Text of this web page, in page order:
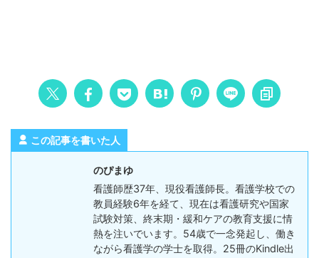
この記事を書いた人
のぴまゆ
看護師歴37年、現役看護師長。看護学校での
教員経験6年を経て、現在は看護研究や国家